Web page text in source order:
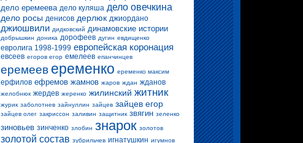
дело еремеева дело куляша дело овечкина
дело росы денисов дерлюк джиордано
джиошвили дидковский динамовские истории
добрышкин доника дорофеев дугин евдищенко
евролига 1998-1999 европейская коронация
евсеев егоров егор емелеев епанчинцев
еремеев еременко еременко максим
ерфилов ефремов жамнов жаров ждан жданов
желобнюк жердев жеренко жилинский житник
журик заболотнев зайнуллин зайцев зайцев егор
зайцев олег закриссон заливин защитник звягин зеленко
зиновьев зинченко злобин знарок золотов
золотой состав зубрильчев игнатушкин игумнов